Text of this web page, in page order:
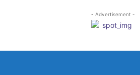
- Advertisement -